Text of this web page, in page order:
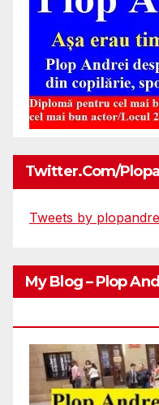
Twitter.com/
Tweets by
My Blog – Plop